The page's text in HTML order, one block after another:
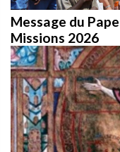
Message du
Missions 2026